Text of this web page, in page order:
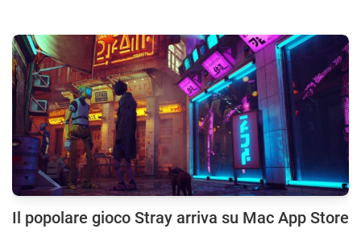
Il popolare gioco Stray arriva su Mac App Store